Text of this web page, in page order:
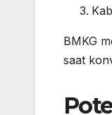
BMKG
saat